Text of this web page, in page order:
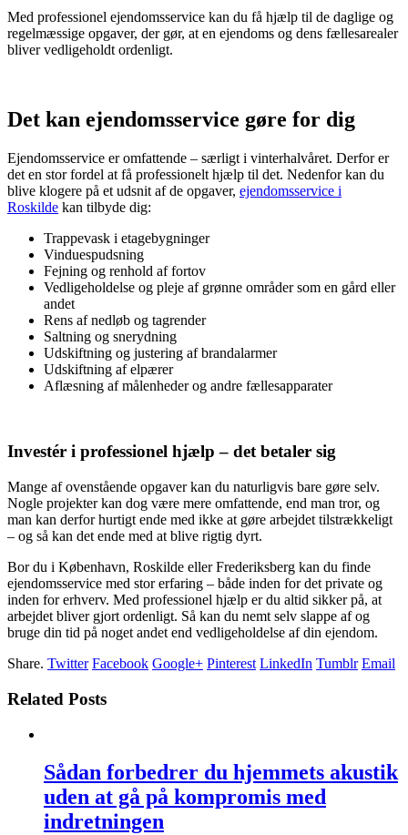
Med professionel ejendomsservice kan du få hjælp til de daglige og
regelmæssige opgaver, der gør, at en ejendoms og dens fællesarealer
bliver vedligeholdt ordenligt.
Det kan ejendomsservice gøre for dig
Ejendomsservice er omfattende – særligt i vinterhalvåret. Derfor er
det en stor fordel at få professionelt hjælp til det. Nedenfor kan du
blive klogere på et udsnit af de opgaver, ejendomsservice i
Roskilde kan tilbyde dig:
Trappevask i etagebygninger
Vinduespudsning
Fejning og renhold af fortov
Vedligeholdelse og pleje af grønne områder som en gård eller
andet
Rens af nedløb og tagrender
Saltning og snerydning
Udskiftning og justering af brandalarmer
Udskiftning af elpærer
Aflæsning af målenheder og andre fællesapparater
Investér i professionel hjælp – det betaler sig
Mange af ovenstående opgaver kan du naturligvis bare gøre selv.
Nogle projekter kan dog være mere omfattende, end man tror, og
man kan derfor hurtigt ende med ikke at gøre arbejdet tilstrækkeligt
– og så kan det ende med at blive rigtig dyrt.
Bor du i København, Roskilde eller Frederiksberg kan du finde
ejendomsservice med stor erfaring – både inden for det private og
inden for erhverv. Med professionel hjælp er du altid sikker på, at
arbejdet bliver gjort ordenligt. Så kan du nemt selv slappe af og
bruge din tid på noget andet end vedligeholdelse af din ejendom.
Share. Twitter Facebook Google+ Pinterest LinkedIn Tumblr Email
Related Posts
Sådan forbedrer du hjemmets akustik
uden at gå på kompromis med
indretningen